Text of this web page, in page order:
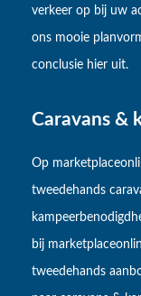
verkeer op bij uw
ons mooie
conclusie hier uit.
Caravans &
Op
tweedehands
bij
tweedehands